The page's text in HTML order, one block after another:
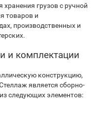
грузов с ручной
товаров и
производственных и
и комплектации
конструкцию,
является сборно-
следующих элементов: